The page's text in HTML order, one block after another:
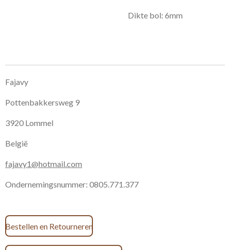
Dikte bol: 6mm
Fajavy
Pottenbakkersweg 9
3920 Lommel
België
fajavy1@hotmail.com
Ondernemingsnummer: 0805.771.377
Bestellen en Retourneren